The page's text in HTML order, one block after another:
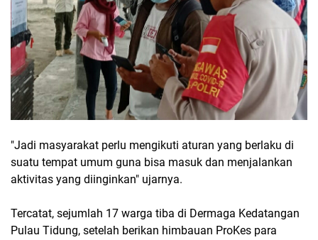
"Jadi masyarakat perlu mengikuti aturan yang berlaku di
suatu tempat umum guna bisa masuk dan menjalankan
aktivitas yang diinginkan" ujarnya.
Tercatat, sejumlah 17 warga tiba di Dermaga Kedatangan
Pulau Tidung, setelah berikan himbauan ProKes para